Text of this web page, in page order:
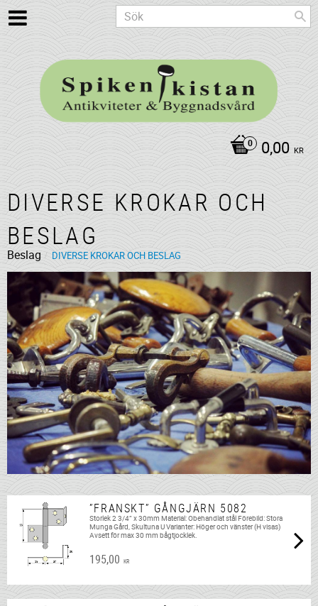
0,00 KR
DIVERSE KROKAR OCH
BESLAG
Beslag DIVERSE KROKAR OCH BESLAG
”FRANSKT” GÅNGJÄRN 5082
Storlek 2 3/4” x 30mm Material: Obehandlat stål Förebild: Stora
Munga Gård, Skultuna U Varianter: Höger och vänster (H visas)
Avsett för max 30 mm bågtjocklek.
195,00 KR